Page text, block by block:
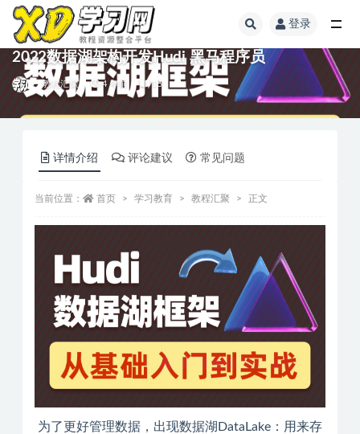
登录
2022数据湖架构开发Hudi 黑马程序员
教程汇聚 4 年前 15
详情介绍 评论建议 常见问题
当前位置： 首页 学习教育 教程汇聚 正文
为了更好管理数据，出现数据湖DataLake：用来存